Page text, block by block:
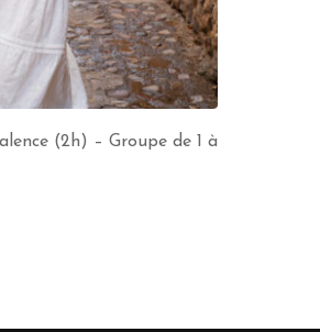
(2h) – Groupe de 1 à